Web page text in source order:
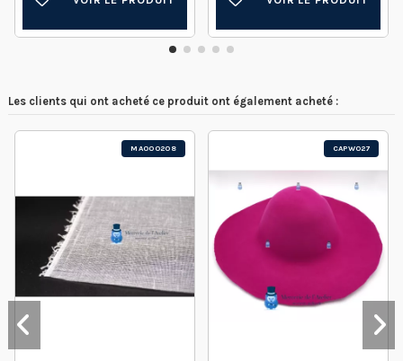
Les clients qui ont acheté ce produit ont également acheté :
MA000208 CAPW027